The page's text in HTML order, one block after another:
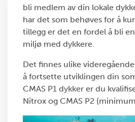
bli medlem av din lokale
har det som behøves for å
tillegg er det en fordel å bli
miljø med dykkere.
Det finnes ulike
å fortsette utviklingen din
CMAS P1 dykker er du
Nitrox og CMAS P2